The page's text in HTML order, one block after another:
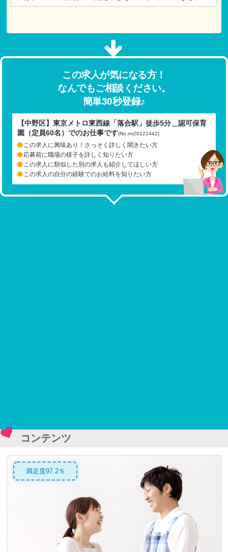
この求人が気になる方！
なんでもご相談ください。
簡単30秒登録♪
【中野区】東京メトロ東西線「落合駅」徒歩5分＿認可保育
園（定員60名）でのお仕事です(No.rm20121442)
この求人に興味あり！さっそく詳しく聞きたい方
応募前に職場の様子を詳しく知りたい方
この求人に類似した別の求人も紹介してほしい方
この求人の自分の経験でのお給料を知りたい方
コンテンツ
満足度97.2％